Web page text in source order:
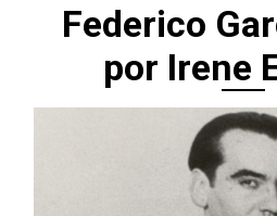
Federico
por Irene